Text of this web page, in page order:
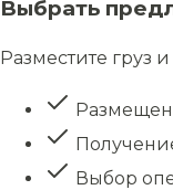
Выбрать
Разместите груз
Выбор